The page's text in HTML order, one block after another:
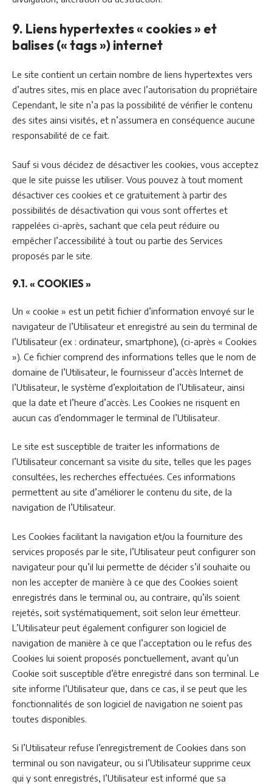
9. Liens hypertextes « cookies » et
balises (« tags ») internet
Le site contient un certain nombre de liens hypertextes vers
d’autres sites, mis en place avec l’autorisation du propriétaire
Cependant, le site n’a pas la possibilité de vérifier le contenu
des sites ainsi visités, et n’assumera en conséquence aucune
responsabilité de ce fait.
Sauf si vous décidez de désactiver les cookies, vous acceptez
que le site puisse les utiliser. Vous pouvez à tout moment
désactiver ces cookies et ce gratuitement à partir des
possibilités de désactivation qui vous sont offertes et
rappelées ci-après, sachant que cela peut réduire ou
empêcher l’accessibilité à tout ou partie des Services
proposés par le site.
9.1. « COOKIES »
Un « cookie » est un petit fichier d’information envoyé sur le
navigateur de l’Utilisateur et enregistré au sein du terminal de
l’Utilisateur (ex : ordinateur, smartphone), (ci-après « Cookies
»). Ce fichier comprend des informations telles que le nom de
domaine de l’Utilisateur, le fournisseur d’accès Internet de
l’Utilisateur, le système d’exploitation de l’Utilisateur, ainsi
que la date et l’heure d’accès. Les Cookies ne risquent en
aucun cas d’endommager le terminal de l’Utilisateur.
Le site est susceptible de traiter les informations de
l’Utilisateur concernant sa visite du site, telles que les pages
consultées, les recherches effectuées. Ces informations
permettent au site d’améliorer le contenu du site, de la
navigation de l’Utilisateur.
Les Cookies facilitant la navigation et/ou la fourniture des
services proposés par le site, l’Utilisateur peut configurer son
navigateur pour qu’il lui permette de décider s’il souhaite ou
non les accepter de manière à ce que des Cookies soient
enregistrés dans le terminal ou, au contraire, qu’ils soient
rejetés, soit systématiquement, soit selon leur émetteur.
L’Utilisateur peut également configurer son logiciel de
navigation de manière à ce que l’acceptation ou le refus des
Cookies lui soient proposés ponctuellement, avant qu’un
Cookie soit susceptible d’être enregistré dans son terminal. Le
site informe l’Utilisateur que, dans ce cas, il se peut que les
fonctionnalités de son logiciel de navigation ne soient pas
toutes disponibles.
Si l’Utilisateur refuse l’enregistrement de Cookies dans son
terminal ou son navigateur, ou si l’Utilisateur supprime ceux
qui y sont enregistrés, l’Utilisateur est informé que sa